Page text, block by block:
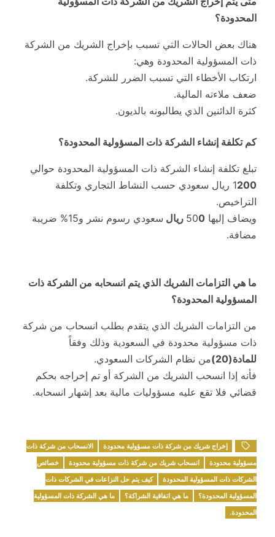
المحدودة؟
هناك بعض الحالات التي تسبب بإخراج الشريك من الشركة
ذات المسؤولية المحدودة وهي:
ارتكاب الأخطاء التي تسبب الضرر للشركة.
ضعف ملاءته المالية.
كثرة الدائنين الذي يطالبونه بالديون.
كم تكلفة إنشاء الشركة ذات المسؤولية المحدودة؟
تبلغ تكلفة إنشاء الشركة ذات المسؤولية المحدودة حوالي
1200
ريال سعودي حسب النشاط التجاري وتكلفة
التراخيص.
ويضاف إليها 50 0 ريال
سعودي رسوم نشر و15% ضريبة
مضافة.
ما هي التزامات الشريك الذي يتم انسحابه من الشركة ذات
المسؤولية المحدودة؟
من التزامات الشريك الذي يتقدم بطلب انسحاب من شركة
ذات مسؤولية محدودة في السعودية وذلك وفقاً
للمادة(20)
من نظام الشركات السعودي.
فأنه إذا انسحب الشريك من الشركة أو تم إخراجه بحكم
قضائي فلا تقع عليه مسؤوليات مالية بعد إشهار انسحابه.
إخراج شريك من شركة ذات مسؤولية محدودة
الانسحاب من شركة ذات
مسؤولية محدودة
انسحاب شريك من شركة ذات مسؤولية محدودة
خصائص
الشركات ذات المسؤولية المحدودة
كيف يتم حل النزاعات في الشركات ذات
المسؤولية المحدودة؟
ما هي اتفاقية الشراكة؟
ما هي الشركة ذات المسؤولية
المحدودة.